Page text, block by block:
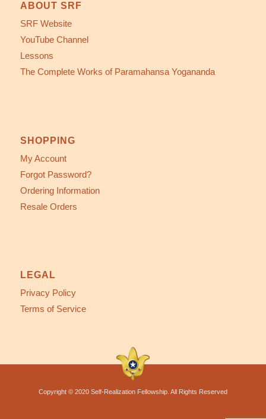
ABOUT SRF
SRF Website
YouTube Channel
Lessons
The Complete Works of Paramahansa Yogananda
SHOPPING
My Account
Forgot Password?
Ordering Information
Resale Orders
LEGAL
Privacy Policy
Terms of Service
Copyright © 2020 Self-Realization Fellowship. All Rights Reserved